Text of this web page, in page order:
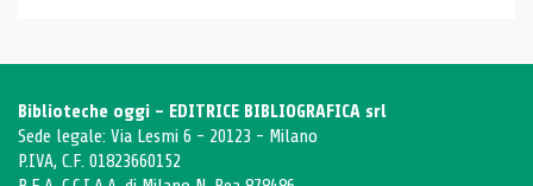
Biblioteche oggi - EDITRICE BIBLIOGRAFICA srl
Sede legale: Via Lesmi 6 - 20123 - Milano
P.IVA, C.F. 01823660152